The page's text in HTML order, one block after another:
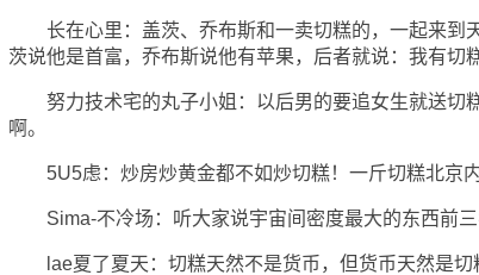
长在心里：盖茨、乔布斯和一卖切糕的，一起来到
茨说他是首富，乔布斯说他有苹果，后者就说：我有切
努力技术宅的丸子小姐：以后男的要追女生就送切
啊。
5U5虑：炒房炒黄金都不如炒切糕！一斤切糕北京内
Sima-不冷场：听大家说宇宙间密度最大的东西前三
lae夏了夏天：切糕天然不是货币，但货币天然是切